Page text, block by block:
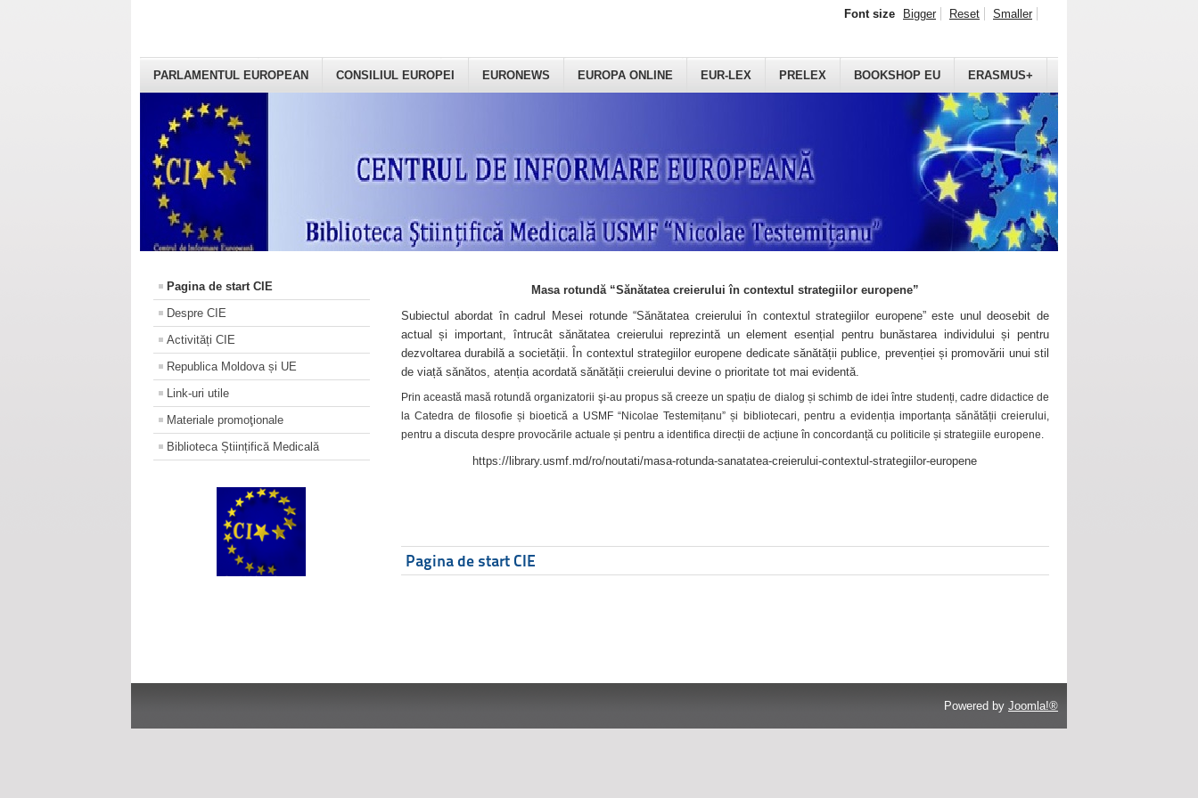
PARLAMENTUL EUROPEAN CONSILIUL EUROPEI EURONEWS EUROPA ONLINE EUR-LEX PRELEX BOOKSHOP EU ERASMUS+
Font size Bigger Reset Smaller
Pagina de start CIE
Despre CIE
Activități CIE
Republica Moldova și UE
Link-uri utile
Materiale promoţionale
Biblioteca Științifică Medicală
Masa rotundă “Sănătatea creierului în contextul strategiilor europene”
Subiectul abordat în cadrul Mesei rotunde “Sănătatea creierului în contextul strategiilor europene” este unul deosebit de
actual și important, întrucât sănătatea creierului reprezintă un element esențial pentru bunăstarea individului și pentru
dezvoltarea durabilă a societății. În contextul strategiilor europene dedicate sănătății publice, prevenției și promovării unui stil
de viață sănătos, atenția acordată sănătății creierului devine o prioritate tot mai evidentă.
Prin această masă rotundă organizatorii şi-au propus să creeze un spațiu de dialog și schimb de idei între studenți, cadre didactice de
la Catedra de filosofie și bioetică a USMF “Nicolae Testemițanu” și bibliotecari, pentru a evidenția importanța sănătății creierului,
pentru a discuta despre provocările actuale și pentru a identifica direcții de acțiune în concordanță cu politicile și strategiile europene.
https://library.usmf.md/ro/noutati/masa-rotunda-sanatatea-creierului-contextul-strategiilor-europene
Pagina de start CIE
Powered by Joomla!®